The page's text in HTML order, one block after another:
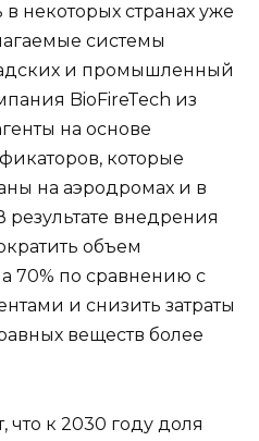
некоторых странах уже
системы
и промышленный
BioFireTech из
на основе
которые
на аэродромах и в
результате внедрения
объем
70% по сравнению с
и снизить затраты
веществ более
что к 2030 году доля